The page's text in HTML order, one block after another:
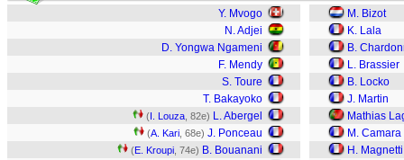
Y. Mvogo
N. Adjei
D. Yongwa Ngameni
F. Mendy
S. Toure
T. Bakayoko
(I. Louza , 82e) L. Abergel
(A. Kari , 68e) J. Ponceau
(E. Kroupi , 74e) B. Bouanani
M. Bizot
K. Lala
B.
L. Brassier
B. Locko
J. Martin
Mathias
M. Camara
H. Magnetti